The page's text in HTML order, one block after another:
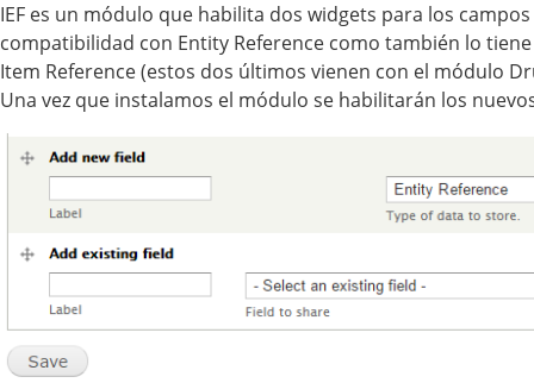
IEF es un módulo que habilita dos widgets para los
compatibilidad con Entity Reference como también lo
Item Reference (estos dos últimos vienen con el módulo
Una vez que instalamos el módulo se habilitarán los